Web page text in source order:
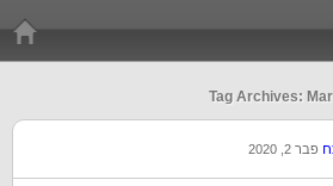
Tag Archives:
פבר 2, 2020